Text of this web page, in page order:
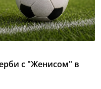
с "Женисом" в